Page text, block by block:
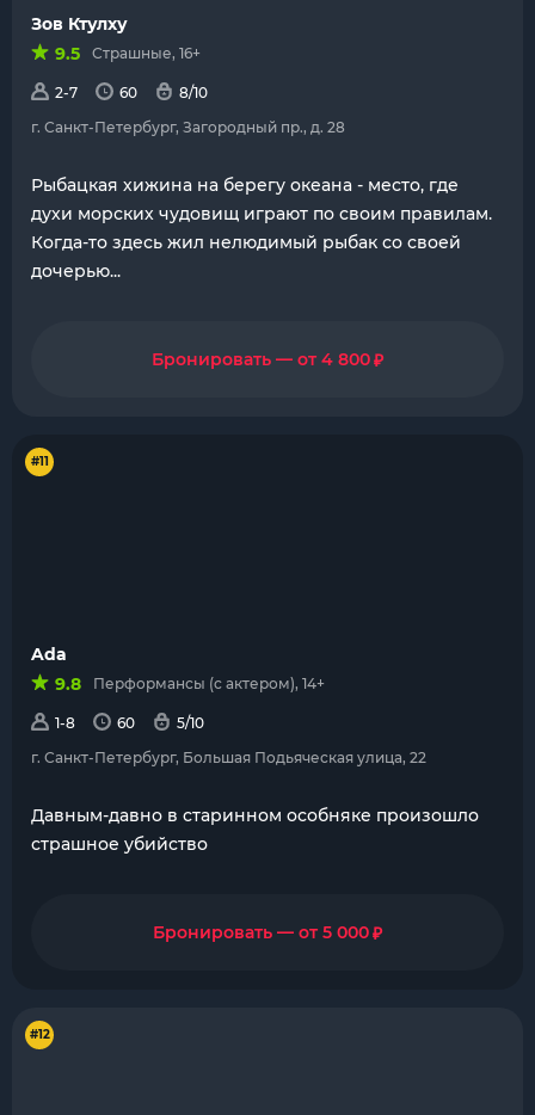
Зов Ктулху
9.5
Страшные, 16+
2-7 60
8/10
г. Санкт-Петербург, Загородный пр., д. 28
Рыбацкая хижина на берегу океана - место, где
духи морских чудовищ играют по своим правилам.
Когда-то здесь жил нелюдимый рыбак со своей
дочерью...
Бронировать — от 4 800₽
#11
Ada
9.8
Перформансы (с актером), 14+
1-8 60
5/10
г. Санкт-Петербург, Большая Подьяческая улица, 22
Давным-давно в старинном особняке произошло
страшное убийство
Бронировать — от 5 000₽
#12